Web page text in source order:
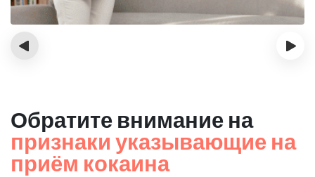
‹ ›
Обратите внимание на
признаки указывающие на
приём кокаина